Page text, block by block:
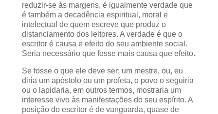
reduzir-se às margens, é igualmente verdade que
é também a decadência espiritual, moral e
intelectual de quem escreve que produz o
distanciamento dos leitores. A verdade é que o
escritor é causa e efeito do seu ambiente social.
Seria necessário que fosse mais causa que efeito.
Se fosse o que ele deve ser: um mestre, ou, eu
diria um apóstolo ou um profeta, o povo o seguiria
ou o lapidaria, em outros termos, mostraria um
interesse vivo às manifestações do seu espírito. A
posição do escritor é de vanguarda, quase de